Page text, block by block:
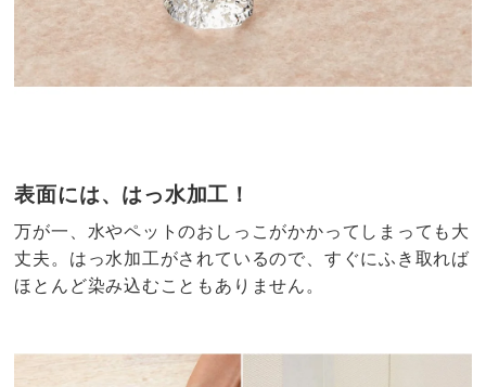
表面には、はっ水加工！
万が一、水やペットのおしっこがかかってしまっても大
丈夫。はっ水加工がされているので、すぐにふき取れば
ほとんど染み込むこともありません。